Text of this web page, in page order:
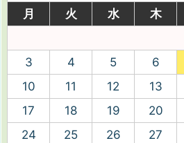
月
火 水 木
3
4 5 6
10
11 12 13
17
18 19 20
24
25 26 27